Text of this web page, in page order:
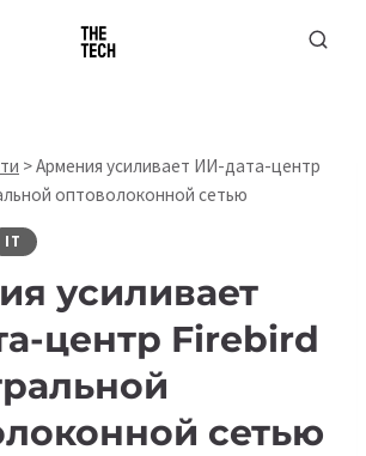
>Армения усиливает ИИ-дата-центр
оптоволоконной сетью
IT
усиливает
центр Firebird
сетью